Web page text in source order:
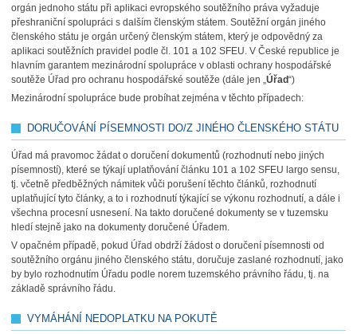
orgán jednoho státu při aplikaci evropského soutěžního práva vyžaduje
přeshraniční spolupráci s dalším členským státem. Soutěžní orgán jiného
členského státu je orgán určený členským státem, který je odpovědný za
aplikaci soutěžních pravidel podle čl. 101 a 102 SFEU. V České republice je
hlavním garantem mezinárodní spolupráce v oblasti ochrany hospodářské
soutěže Úřad pro ochranu hospodářské soutěže (dále jen „Úřad“)
Mezinárodní spolupráce bude probíhat zejména v těchto případech:
DORUČOVÁNÍ PÍSEMNOSTI DO/Z JINÉHO ČLENSKÉHO STÁTU
Úřad má pravomoc žádat o doručení dokumentů (rozhodnutí nebo jiných
písemností), které se týkají uplatňování článku 101 a 102 SFEU largo sensu,
tj. včetně předběžných námitek vůči porušení těchto článků, rozhodnutí
uplatňující tyto články, a to i rozhodnutí týkající se výkonu rozhodnutí, a dále i
všechna procesní usnesení. Na takto doručené dokumenty se v tuzemsku
hledí stejně jako na dokumenty doručené Úřadem.
V opačném případě, pokud Úřad obdrží žádost o doručení písemnosti od
soutěžního orgánu jiného členského státu, doručuje zaslané rozhodnutí, jako
by bylo rozhodnutím Úřadu podle norem tuzemského právního řádu, tj. na
základě správního řádu.
VYMÁHÁNÍ NEDOPLATKU NA POKUTĚ